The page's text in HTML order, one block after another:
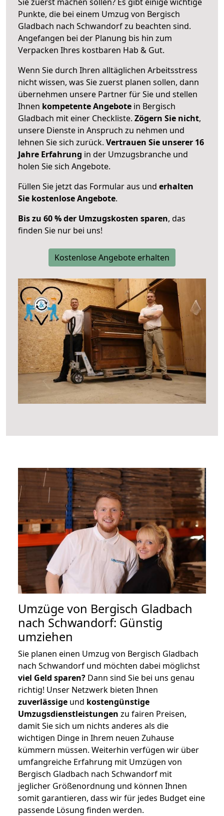
Punkte, die bei einem Umzug von Bergisch
Gladbach nach Schwandorf zu beachten sind.
Angefangen bei der Planung bis hin zum
Verpacken Ihres kostbaren Hab & Gut.
Wenn Sie durch Ihren alltäglichen Arbeitsstress
nicht wissen, was Sie zuerst planen sollen, dann
übernehmen unsere Partner für Sie und stellen
Ihnen kompetente Angebote in Bergisch
Gladbach mit einer Checkliste. Zögern Sie nicht,
unsere Dienste in Anspruch zu nehmen und
lehnen Sie sich zurück. Vertrauen Sie unserer 16
Jahre Erfahrung in der Umzugsbranche und
holen Sie sich Angebote.
Füllen Sie jetzt das Formular aus und erhalten
Sie kostenlose Angebote.
Bis zu 60 % der Umzugskosten sparen, das
finden Sie nur bei uns!
Kostenlose Angebote erhalten
Umzüge von Bergisch Gladbach
nach Schwandorf: Günstig
umziehen
Sie planen einen Umzug von Bergisch Gladbach
nach Schwandorf und möchten dabei möglichst
viel Geld sparen? Dann sind Sie bei uns genau
richtig! Unser Netzwerk bieten Ihnen
zuverlässige und kostengünstige
Umzugsdienstleistungen zu fairen Preisen,
damit Sie sich um nichts anderes als die
wichtigen Dinge in Ihrem neuen Zuhause
kümmern müssen. Weiterhin verfügen wir über
umfangreiche Erfahrung mit Umzügen von
Bergisch Gladbach nach Schwandorf mit
jeglicher Größenordnung und können Ihnen
somit garantieren, dass wir für jedes Budget eine
passende Lösung finden werden.